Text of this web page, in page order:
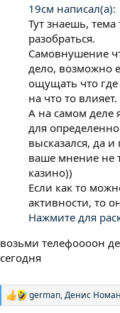
19см написал(а):
Тут знаешь, тема
разобраться.
Самовнушение
дело, возможно
ощущать что где
на что то влияет.
А на самом деле
для
высказался, да
ваше мнение не
казино))
Если как то
активности, то
Нажмите для
возьми телефоооон
сегодня
Р
german,Денис Номан